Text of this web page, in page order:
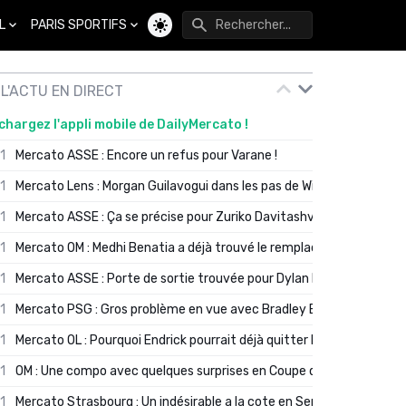
PARIS SPORTIFS
Changer de thème
L'ACTU EN DIRECT
l'appli mobile de DailyMercato !
Mercato ASSE : Encore un refus pour Varane !
Mercato Lens : Morgan Guilavogui dans les pas de Will Still ?
Mercato ASSE : Ça se précise pour Zuriko Davitashvili
Mercato OM : Medhi Benatia a déjà trouvé le remplaçant de Robinio
Mercato ASSE : Porte de sortie trouvée pour Dylan Batubinsika
Mercato PSG : Gros problème en vue avec Bradley Barcola ?
Mercato OL : Pourquoi Endrick pourrait déjà quitter Lyon en janvier
OM : Une compo avec quelques surprises en Coupe de France
Mercato Strasbourg : Un indésirable a la cote en Serie A